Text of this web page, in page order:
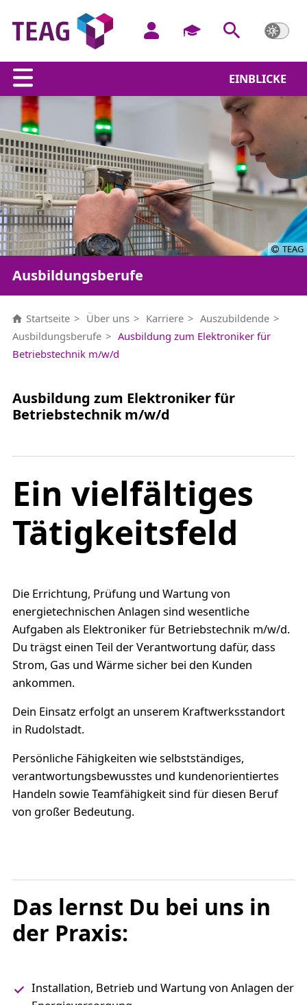
EINBLICKE
TEAG
Ausbildungsberufe
Startseite Über uns Karriere
Auszubildende
Ausbildungsberufe
Ausbildung zum Elektroniker für
Betriebstechnik m/w/d
Ausbildung zum Elektroniker für
Betriebstechnik m/w/d
Ein vielfältiges
Tätigkeitsfeld
Die Errichtung, Prüfung und Wartung von
energietechnischen Anlagen sind wesentliche
Aufgaben als Elektroniker für Betriebstechnik m/w/d.
Du trägst einen Teil der Verantwortung dafür, dass
Strom, Gas und Wärme sicher bei den Kunden
ankommen.
Dein Einsatz erfolgt an unserem Kraftwerksstandort
in Rudolstadt.
Persönliche Fähigkeiten wie selbstständiges,
verantwortungsbewusstes und kundenorientiertes
Handeln sowie Teamfähigkeit sind für diesen Beruf
von großer Bedeutung.
Das lernst Du bei uns in
der Praxis:
Installation, Betrieb und Wartung von Anlagen der